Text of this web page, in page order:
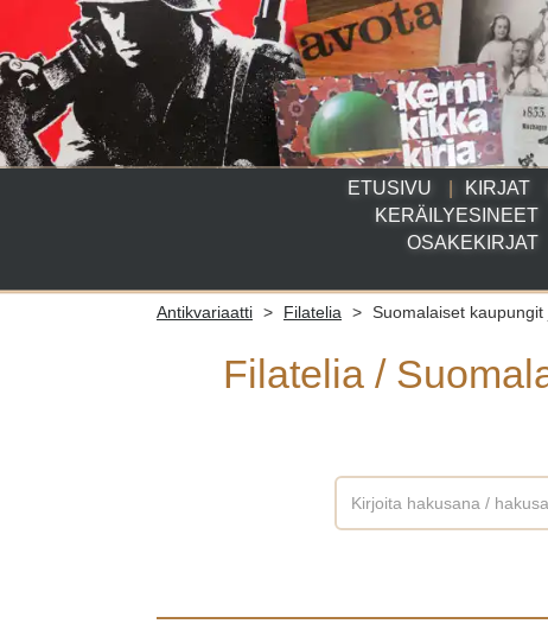
ETUSIVU KIRJAT
KERÄILYESINEET
OSAKEKIRJAT
Antikvariaatti > Filatelia > Suomalaiset
Filatelia /